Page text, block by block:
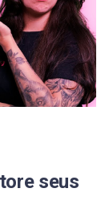
seus